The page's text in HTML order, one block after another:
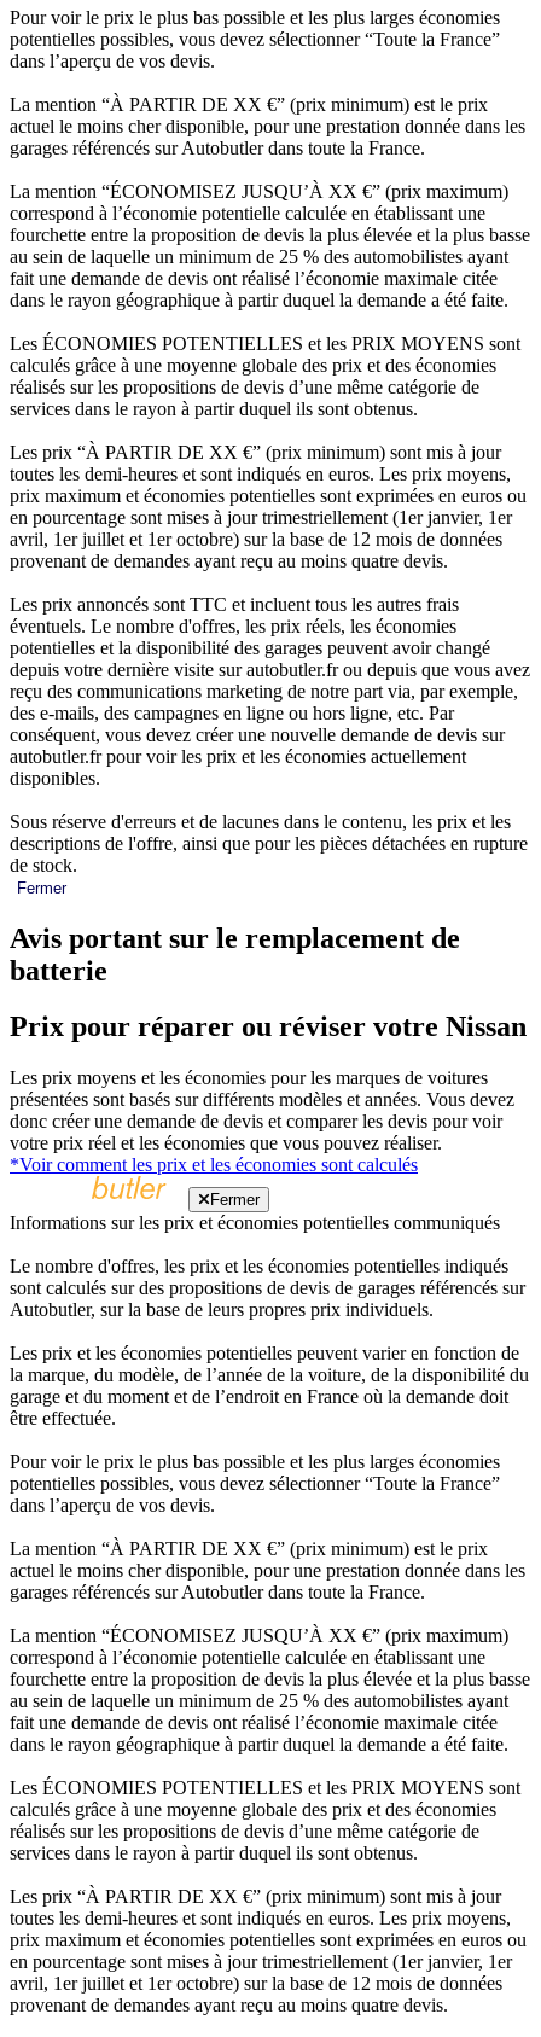
Pour voir le prix le plus bas possible et les plus larges économies
potentielles possibles, vous devez sélectionner “Toute la France”
dans l’aperçu de vos devis.
La mention “À PARTIR DE XX €” (prix minimum) est le prix
actuel le moins cher disponible, pour une prestation donnée dans les
garages référencés sur Autobutler dans toute la France.
La mention “ÉCONOMISEZ JUSQU’À XX €” (prix maximum)
correspond à l’économie potentielle calculée en établissant une
fourchette entre la proposition de devis la plus élevée et la plus basse
au sein de laquelle un minimum de 25 % des automobilistes ayant
fait une demande de devis ont réalisé l’économie maximale citée
dans le rayon géographique à partir duquel la demande a été faite.
Les ÉCONOMIES POTENTIELLES et les PRIX MOYENS sont
calculés grâce à une moyenne globale des prix et des économies
réalisés sur les propositions de devis d’une même catégorie de
services dans le rayon à partir duquel ils sont obtenus.
Les prix “À PARTIR DE XX €” (prix minimum) sont mis à jour
toutes les demi-heures et sont indiqués en euros. Les prix moyens,
prix maximum et économies potentielles sont exprimées en euros ou
en pourcentage sont mises à jour trimestriellement (1er janvier, 1er
avril, 1er juillet et 1er octobre) sur la base de 12 mois de données
provenant de demandes ayant reçu au moins quatre devis.
Les prix annoncés sont TTC et incluent tous les autres frais
éventuels. Le nombre d'offres, les prix réels, les économies
potentielles et la disponibilité des garages peuvent avoir changé
depuis votre dernière visite sur autobutler.fr ou depuis que vous avez
reçu des communications marketing de notre part via, par exemple,
des e-mails, des campagnes en ligne ou hors ligne, etc. Par
conséquent, vous devez créer une nouvelle demande de devis sur
autobutler.fr pour voir les prix et les économies actuellement
disponibles.
Sous réserve d'erreurs et de lacunes dans le contenu, les prix et les
descriptions de l'offre, ainsi que pour les pièces détachées en rupture
de stock.
Fermer
Avis portant sur le remplacement de
batterie
Prix pour réparer ou réviser votre Nissan
Les prix moyens et les économies pour les marques de voitures
présentées sont basés sur différents modèles et années. Vous devez
donc créer une demande de devis et comparer les devis pour voir
votre prix réel et les économies que vous pouvez réaliser.
*Voir comment les prix et les économies sont calculés
Fermer
Informations sur les prix et économies potentielles communiqués
Le nombre d'offres, les prix et les économies potentielles indiqués
sont calculés sur des propositions de devis de garages référencés sur
Autobutler, sur la base de leurs propres prix individuels.
Les prix et les économies potentielles peuvent varier en fonction de
la marque, du modèle, de l’année de la voiture, de la disponibilité du
garage et du moment et de l’endroit en France où la demande doit
être effectuée.
Pour voir le prix le plus bas possible et les plus larges économies
potentielles possibles, vous devez sélectionner “Toute la France”
dans l’aperçu de vos devis.
La mention “À PARTIR DE XX €” (prix minimum) est le prix
actuel le moins cher disponible, pour une prestation donnée dans les
garages référencés sur Autobutler dans toute la France.
La mention “ÉCONOMISEZ JUSQU’À XX €” (prix maximum)
correspond à l’économie potentielle calculée en établissant une
fourchette entre la proposition de devis la plus élevée et la plus basse
au sein de laquelle un minimum de 25 % des automobilistes ayant
fait une demande de devis ont réalisé l’économie maximale citée
dans le rayon géographique à partir duquel la demande a été faite.
Les ÉCONOMIES POTENTIELLES et les PRIX MOYENS sont
calculés grâce à une moyenne globale des prix et des économies
réalisés sur les propositions de devis d’une même catégorie de
services dans le rayon à partir duquel ils sont obtenus.
Les prix “À PARTIR DE XX €” (prix minimum) sont mis à jour
toutes les demi-heures et sont indiqués en euros. Les prix moyens,
prix maximum et économies potentielles sont exprimées en euros ou
en pourcentage sont mises à jour trimestriellement (1er janvier, 1er
avril, 1er juillet et 1er octobre) sur la base de 12 mois de données
provenant de demandes ayant reçu au moins quatre devis.